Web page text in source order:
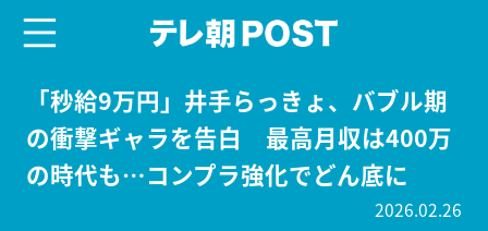
「秒給9万円」井手らっきょ、バブル期
の衝撃ギャラを告白 最高月収は400万
の時代も…コンプラ強化でどん底に
2026.02.26